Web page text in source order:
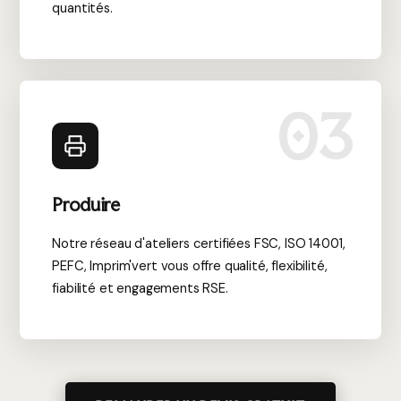
quantités.
03
Produire
Notre réseau d'ateliers certifiées FSC, ISO 14001,
PEFC, Imprim'vert vous offre qualité, flexibilité,
fiabilité et engagements RSE.